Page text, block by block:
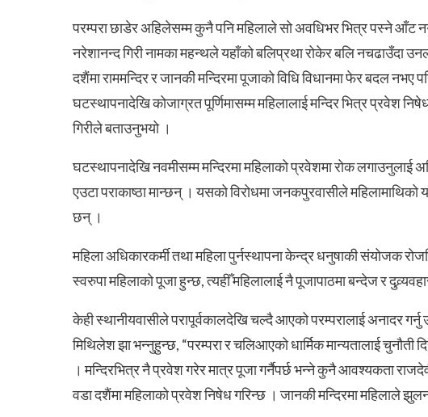
परम्परा छाडेर अहिलेसम्म कुनै पनि महिलाले सो अवधिभर भित्र पस्ने आँट
नरेशानन्द गिरी नामका महन्थले यहाँको बलिप्रथा रोकेर बलि नचढाउँदा
दशैंमा राममन्दिर र जानकी मन्दिरमा पूजाको विधि विधानमा फेर बदल नभए
घटस्थापनादेखि कोजाग्रत पूर्णिमासम्म महिलालाई मन्दिर भित्र प्रवेश
गिरीले बताउनुभयो ।
घटस्थापनादेखि नवमीसम्म मन्दिरमा महिलाको प्रवेशमा रोक लगाउनुलाई
एउटा पराकाष्ठा मान्छन् । यसको विरोधमा जनकपुरवासीले महिलामाथिको
छन् ।
महिला अधिकारकर्मी तथा महिला पुर्नस्थापना केन्द्र धनुषाकी संयोजक
स्वरुपा महिलाको पूजा हुन्छ, त्यहीँ महिलालाई नै पूजापाठमा बन्देज र
केही स्थानीयवासीले परापूर्वकालदेखि चल्दै आएको परम्परालाई अनादर
मिथिलेश झा भन्नुहुन्छ, “परम्परा र चलिआएको धार्मिक मान्यतालाई
। मन्दिरभित्र नै प्रवेश गरेर मात्र पूजा गर्नैपर्छ भन्ने कुनै आवश्यकता
वडा दशैंमा महिलाको प्रवेश निषेध गरिन्छ । जानकी मन्दिरमा महिलाले